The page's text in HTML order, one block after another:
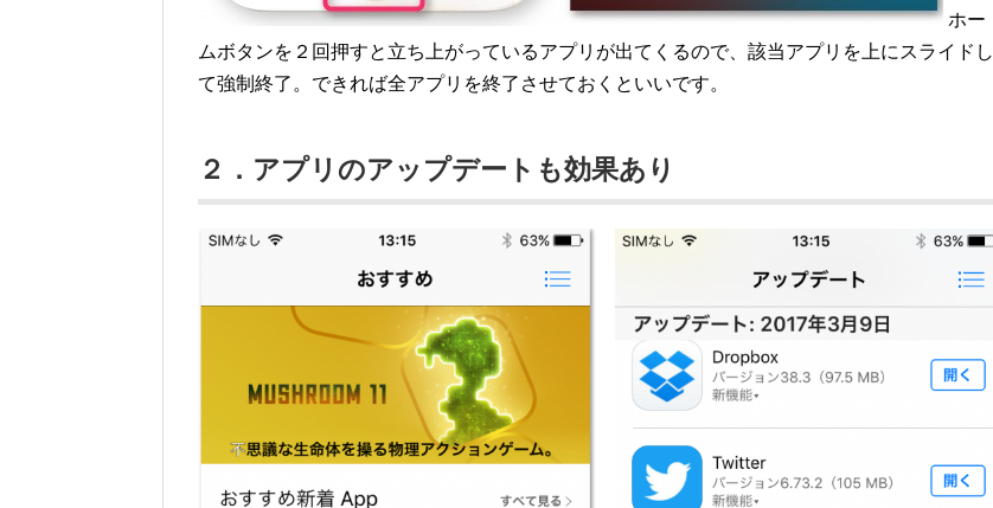
ホー
ムボタンを２回押すと立ち上がっているアプリが出てくるので、該当アプリを上にスライドし
て強制終了。できれば全アプリを終了させておくといいです。
２．アプリのアップデートも効果あり